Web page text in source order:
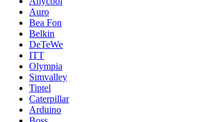
Auro
Bea Fon
Belkin
DeTeWe
ITT
Olympia
Simvalley
Tiptel
Caterpillar
Arduino